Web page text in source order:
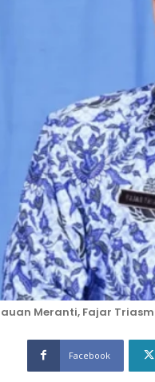
Meranti, Fajar
Facebook